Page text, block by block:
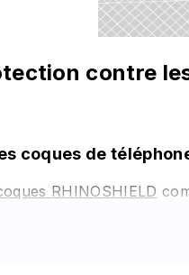
contre
coques de
RHINOSHIELD